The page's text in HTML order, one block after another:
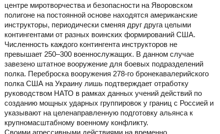
центре миротворчества и безопасности на Яворовском
полигоне на постоянной основе находятся американские
инструкторы, периодически сменяя друг друга целыми
контингентами от разных воинских формирований США.
Численность каждого контингента инструкторов не
превышает 250–300 военнослужащих. В данном случае
завезено штатное вооружение для боевых подразделений
полка. Переброска вооружения 278-го бронекавалерийского
полка США на Украину лишь подтверждает отработку
руководством НАТО в рамках данных учений действий по
созданию мощных ударных группировок у границ с Россией и
указывают на целенаправленную подготовку альянса к
крупномасштабному военному конфликту.
Своими агрессивными действиями на временно